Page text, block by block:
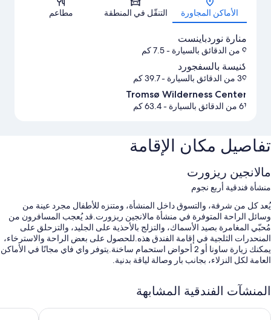
الأماكن المجاورة التنقّل في المنطقة مطاعم
منارة نوردباينست
9 من الدقائق بالسيارة - 7.5 كم
كنيسة بالسفجورد
39 من الدقائق بالسيارة - 39.7 كم
Tromsø Wilderness Center
61 من الدقائق بالسيارة - 63.4 كم
تفاصيل مكان الإقامة
مالانجين ريزورت
منشأة فندقية أربع نجوم
يُعد كل من شرفة، والتسوق داخل المنشأة، ومتنزه للأطفال مجرد عينة من
وسائل الراحة المتوفرة في منشأة مالانجين ريزورت.قد يُعجب المسافرون من
مُحبّي المغامرة بصيد الأسماك، والتزلج بالأحذية على الجليد، والتزحلق على
المنحدرات الثلجية في إقامة الفندق هذه.للحصول على بعض الراحة والاسترخاء،
يمكنك زيارة ساونا أو 2 أحواض استحمام ساخنة.يتوفر واي فاي مجانًا في الأماكن
العامة لكل النزلاء، بجانب بار وصالة لياقة بدنية.
صف السيارة بمعرفة النزيل مجانًا
بوفيه فطور (برسوم إضافية)، وحافلة للتوصيل من وإلى الأماكن القريبة،
المنشآت الفندقية المشابهة
فولان جياستستو ذا دوك 6 اي 9 باي سكانديك